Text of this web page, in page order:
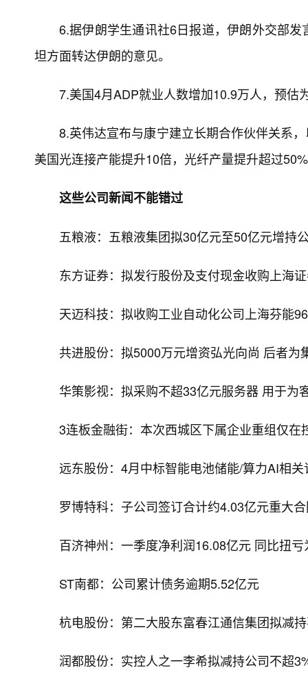
6.据伊朗学生通讯社6日报道，伊朗外交部
坦方面转达伊朗的意见。
7.美国4月ADP就业人数增加10.9万人，预估
8.英伟达宣布与康宁建立长期合作伙伴关系
美国光连接产能提升10倍，光纤产量提升超过
这些公司新闻不能错过
五粮液：五粮液集团拟30亿元至50亿元增持
东方证券：拟发行股份及支付现金收购上海
天迈科技：拟收购工业自动化公司上海芬能
共进股份：拟5000万元增资弘光向尚 后者
华策影视：拟采购不超33亿元服务器 用于为
3连板金融街：本次西城区下属企业重组仅
远东股份：4月中标智能电池储能/算力AI相
罗博特科：子公司签订合计约4.03亿元重大
百济神州：一季度净利润16.08亿元 同比扭亏
ST南都：公司累计债务逾期5.52亿元
杭电股份：第二大股东富春江通信集团拟减
润都股份：实控人之一李希拟减持公司不超